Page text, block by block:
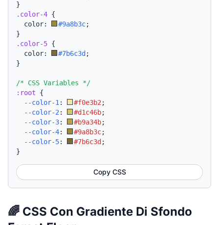
}
.color-4 {
  color:
#9a8b3c;
}
.color-5 {
  color:
#7b6c3d ;
}
/* CSS Variables */
:root {
--color-1 : #f0e3b2 ;
--color-2 : #d1c46b;
--color-3: #b9a34b;
--color-4: #9a8b3c;
--color-5: #7b6c3d ;
}
Copy CSS
🌈 CSS Con Gradiente Di Sfondo